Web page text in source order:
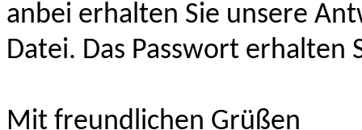
anbei erhalten Sie unsere
Datei. Das Passwort erhalten
Mit freundlichen Grüßen